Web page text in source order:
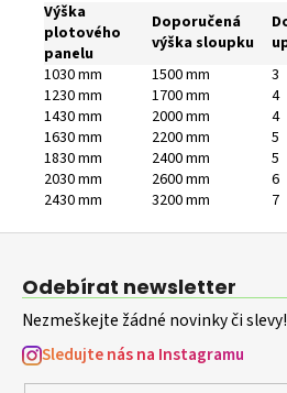
Výška
plotového
panelu
Doporučená
výška sloupku
1030 mm
1500 mm
3
1230 mm
1700 mm
4
1430 mm
2000 mm
4
1630 mm
2200 mm
5
1830 mm
2400 mm
5
2030 mm
2600 mm
6
2430 mm
3200 mm 7
Odebírat newsletter
Nezmeškejte žádné novinky či slevy!
Sledujte nás na Instagramu